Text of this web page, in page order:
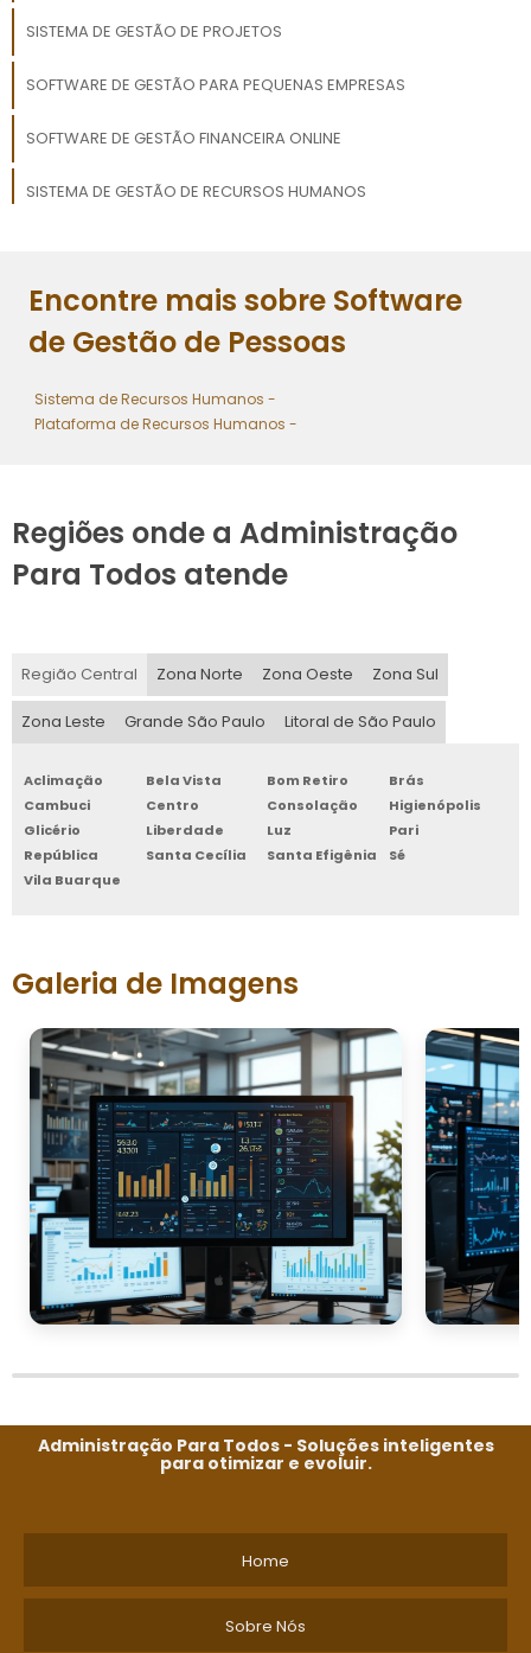
SISTEMA DE GESTÃO DE PROJETOS
SOFTWARE DE GESTÃO PARA PEQUENAS EMPRESAS
SOFTWARE DE GESTÃO FINANCEIRA ONLINE
SISTEMA DE GESTÃO DE RECURSOS HUMANOS
MELHORES SOFTWARES DE GESTÃO
Encontre mais sobre Software
de Gestão de Pessoas
Sistema de Recursos Humanos -
Plataforma de Recursos Humanos -
Regiões onde a Administração
Para Todos atende
Região Central Zona Norte Zona Oeste Zona Sul
Zona Leste Grande São Paulo Litoral de São Paulo
Aclimação Bela Vista Bom Retiro
Brás
Cambuci
Centro Consolação
Higienópolis
Glicério
Liberdade Luz
Pari
República
Santa Cecília Santa Efigênia
Sé
Vila Buarque
Galeria de Imagens
Administração Para Todos - Soluções inteligentes
para otimizar e evoluir.
Home
Sobre Nós